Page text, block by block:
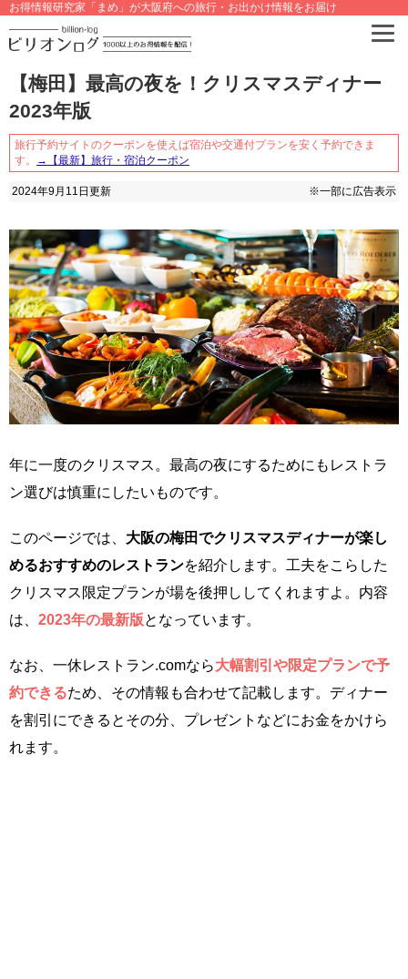
お得情報研究家「まめ」が大阪府への旅行・お出かけ情報をお届け
【梅田】最高の夜を！クリスマスディナー
2023年版
旅行予約サイトのクーポンを使えば宿泊や交通付プランを安く予約できま
す。
→【最新】旅行・宿泊クーポン
2024年9月11日 更新 ※一部に広告表示
年に一度のクリスマス。最高の夜にするためにもレストラ
ン選びは慎重にしたいものです。
このページでは、 大阪の梅田でクリスマスディナーが楽し
めるおすすめのレストランを紹介します。工夫をこらした
クリスマス限定プランが場を後押ししてくれますよ。内容
は、 2023年の最新版となっています。
なお、一休レストラン.comなら大幅割引や限定プランで予
約できるため、その情報も合わせて記載します。ディナー
を割引にできるとその分、プレゼントなどにお金をかけら
れます。